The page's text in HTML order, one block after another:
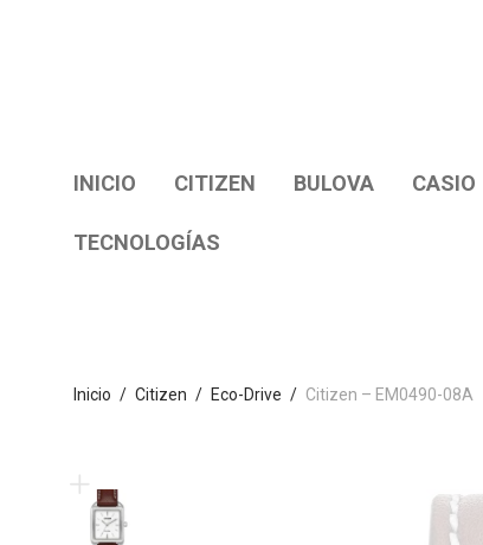
INICIO CITIZEN BULOVA CASIO
TECNOLOGÍAS
Inicio / Citizen / Eco-Drive / Citizen – EM0490-08A